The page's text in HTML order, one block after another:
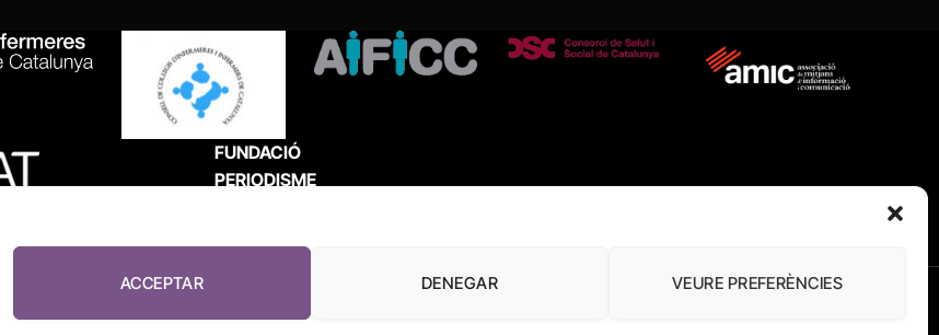
ACCEPTAR DENEGAR VEURE PREFERÈNCIES
FUNDACIÓ
PERIODISME